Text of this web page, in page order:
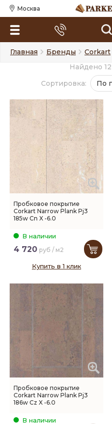
Москва
Главная Бренды
Corkart
Найдено
Сортировка:
По
Пробковое покрытие
Corkart Narrow Plank Pj3
185w Cn X -6.0
В наличии
4 720 руб / м2
Купить в 1 клик
Пробковое покрытие
Corkart Narrow Plank Pj3
186w Cz X -6.0
В наличии